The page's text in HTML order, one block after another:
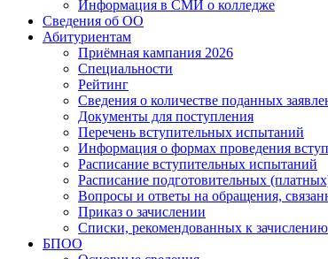
Информация в СМИ о колледже
Сведения об ОО
Абитуриентам
Приёмная кампания 2026
Специальности
Рейтинг
Сведения о количестве поданных
Документы для поступления
Перечень вступительных испытаний
Информация о формах проведения
Расписание вступительных испытаний
Расписание подготовительных
Вопросы и ответы на обращения,
Приказ о зачислении
Списки, рекомендованных к зачислению
БПОО